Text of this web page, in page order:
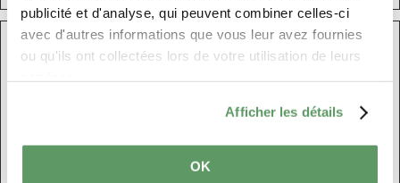
publicité et d'analyse, qui peuvent combiner celles-ci
avec d'autres informations que vous leur avez fournies
ou qu'ils ont collectées lors de votre utilisation de leurs
Afficher les détails
OK
Marketing (11)
Les cookies marketing sont utilisés pour effectuer le suivi des
qui sont pertinentes et intéressantes pour l'utilisateur individuel et